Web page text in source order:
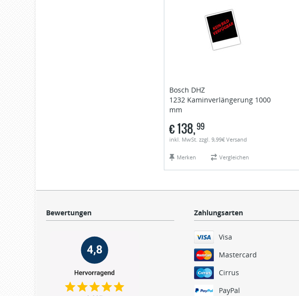
Bosch DHZ
1232 Kaminverlängerung 1000
mm
€138,99
inkl. MwSt. zzgl. 9,99€ Versand
Merken Vergleichen
Bewertungen Zahlungsarten
Visa
Mastercard
Cirrus
PayPal